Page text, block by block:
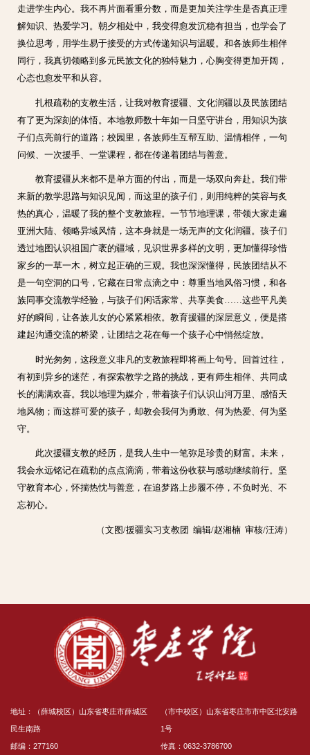
走进学生内心。我不再片面看重分数，而是更加关注学生是否真正理
解知识、热爱学习。朝夕相处中，我变得愈发沉稳有担当，也学会了
换位思考，用学生易于接受的方式传递知识与温暖。和各族师生相伴
同行，我真切领略到多元民族文化的独特魅力，心胸变得更加开阔，
心态也愈发平和从容。
扎根疏勒的支教生活，让我对教育援疆、文化润疆以及民族团结
有了更为深刻的体悟。本地教师数十年如一日坚守讲台，用知识为孩
子们点亮前行的道路；校园里，各族师生互帮互助、温情相伴，一句
问候、一次援手、一堂课程，都在传递着团结与善意。
教育援疆从来都不是单方面的付出，而是一场双向奔赴。我们带
来新的教学思路与知识见闻，而这里的孩子们，则用纯粹的笑容与炙
热的真心，温暖了我的整个支教旅程。一节节地理课，带领大家走遍
亚洲大陆、领略异域风情，这本身就是一场无声的文化润疆。孩子们
透过地图认识祖国广袤的疆域，见识世界多样的文明，更加懂得珍惜
家乡的一草一木，树立起正确的三观。我也深深懂得，民族团结从不
是一句空洞的口号，它藏在日常点滴之中：尊重当地风俗习惯，和各
族同事交流教学经验，与孩子们闲话家常、共享美食……这些平凡美
好的瞬间，让各族儿女的心紧紧相依。教育援疆的深层意义，便是搭
建起沟通交流的桥梁，让团结之花在每一个孩子心中悄然绽放。
时光匆匆，这段意义非凡的支教旅程即将画上句号。回首过往，
有初到异乡的迷茫，有探索教学之路的挑战，更有师生相伴、共同成
长的满满欢喜。我以地理为媒介，带着孩子们认识山河万里、感悟天
地风物；而这群可爱的孩子，却教会我何为勇敢、何为热爱、何为坚
守。
此次援疆支教的经历，是我人生中一笔弥足珍贵的财富。未来，
我会永远铭记在疏勒的点点滴滴，带着这份收获与感动继续前行。坚
守教育本心，怀揣热忱与善意，在追梦路上步履不停，不负时光、不
忘初心。
（文图/援疆实习支教团 编辑/赵湘楠 审核/汪涛）
地址：（薛城校区）山东省枣庄市薛城区
民生南路
邮编：277160
（市中校区）山东省枣庄市市中区北安路
1号
传真：0632-3786700